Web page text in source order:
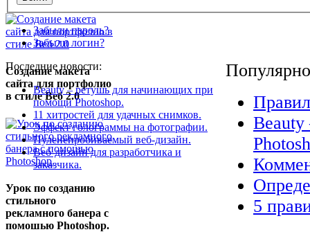
Создание макета
сайта для портфолио
в стиле Веб 2.0
Урок по созданию
стильного
рекламного банера с
помошью Photoshop.
Забыли пароль?
Забыли логин?
Последние новости:
Beauty – ретушь для начинающих при
помощи Photoshop.
11 хитростей для удачных снимков.
Эффект голограммы на фотографии.
Пуленепробиваемый веб-дизайн.
Веб-дизайн для разработчика и
заказчика.
5